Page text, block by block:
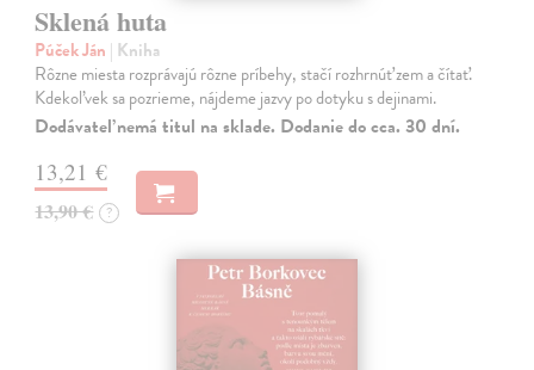
Sklená huta
Púček Ján | Kniha
Rôzne miesta rozprávajú rôzne príbehy, stačí rozhrnúť zem a čítať.
Kdekoľvek sa pozrieme, nájdeme jazvy po dotyku s dejinami.
Dodávateľ nemá titul na sklade. Dodanie do cca. 30 dní.
13,21 €
13,90 € ?